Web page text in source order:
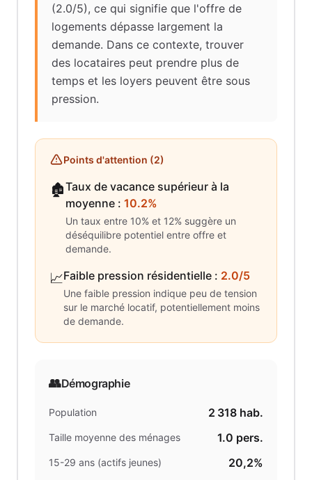
(2.0/5), ce qui signifie que l'offre de
logements dépasse largement la
demande. Dans ce contexte, trouver
des locataires peut prendre plus de
temps et les loyers peuvent être sous
pression.
Points d'attention (2)
🏚️Taux de vacance supérieur à la
moyenne : 10.2%
Un taux entre 10% et 12% suggère un
déséquilibre potentiel entre offre et
demande.
📈Faible pression résidentielle : 2.0/5
Une faible pression indique peu de tension
sur le marché locatif, potentiellement moins
de demande.
👥Démographie
Population 2 318 hab.
Taille moyenne des ménages 1.0 pers.
15-29 ans (actifs jeunes) 20,2%